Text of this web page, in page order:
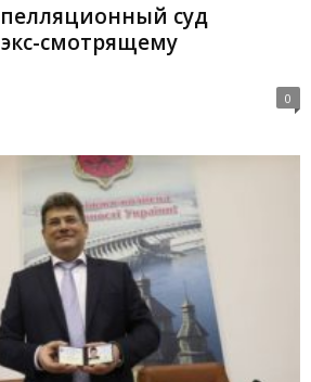
суд
смотрящему
0